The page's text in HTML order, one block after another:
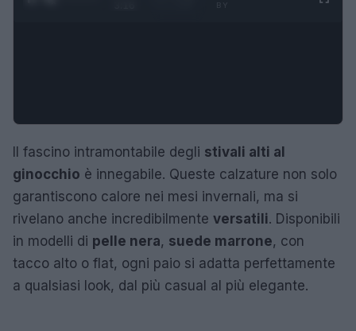
Il fascino intramontabile degli stivali alti al
ginocchio è innegabile. Queste calzature non solo
garantiscono calore nei mesi invernali, ma si
rivelano anche incredibilmente versatili. Disponibili
in modelli di pelle nera, suede marrone, con
tacco alto o flat, ogni paio si adatta perfettamente
a qualsiasi look, dal più casual al più elegante.